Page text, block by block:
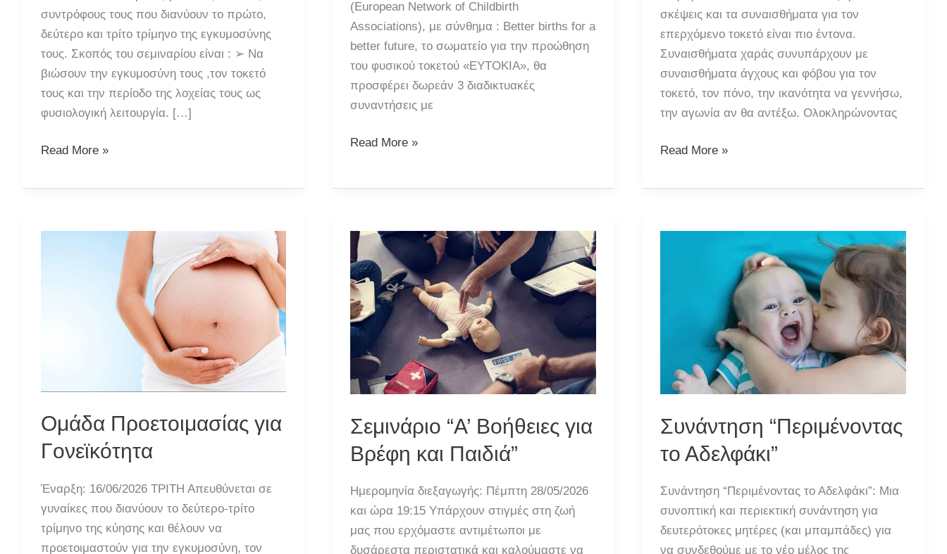
συντρόφους τους που διανύουν το πρώτο,
δεύτερο και τρίτο τρίμηνο της εγκυμοσύνης
τους. Σκοπός του σεμιναρίου είναι : ➢ Να
βιώσουν την εγκυμοσύνη τους ,τον τοκετό
τους και την περίοδο της λοχείας τους ως
φυσιολογική λειτουργία. […]
Σεμινάριο
Προετοιμασίας
Γονέων
Read More »
(European Network of Childbirth
Associations), με σύνθημα : Better births for a
better future, το σωματείο για την προώθηση
του φυσικού τοκετού «ΕΥΤΟΚΙΑ», θα
προσφέρει δωρεάν 3 διαδικτυακές
συναντήσεις με
Εβδομάδα
Read More »
σκέψεις και τα συναισθήματα για τον
επερχόμενο τοκετό είναι πιο έντονα.
Συναισθήματα χαράς συνυπάρχουν με
συναισθήματα άγχους και φόβου για τον
τοκετό, τον πόνο, την ικανότητα να γεννήσω,
την αγωνία αν θα αντέξω. Ολοκληρώνοντας
Συνάντηση:
Επιθυμίες
Συναισθήματα”
Read More »
Ομάδα Προετοιμασίας για
Γονεϊκότητα
Έναρξη: 16/06/2026 ΤΡΙΤΗ Απευθύνεται σε
γυναίκες που διανύουν το δεύτερο-τρίτο
τρίμηνο της κύησης και θέλουν να
προετοιμαστούν για την εγκυμοσύνη, τον
Σεμινάριο “Α’ Βοήθειες για
Βρέφη και Παιδιά”
Ημερομηνία διεξαγωγής: Πέμπτη 28/05/2026
και ώρα 19:15 Υπάρχουν στιγμές στη ζωή
μας που ερχόμαστε αντιμέτωποι με
δυσάρεστα περιστατικά και καλούμαστε να
Συνάντηση “Περιμένοντας
το Αδελφάκι”
Συνάντηση “Περιμένοντας το Αδελφάκι”: Mια
συνοπτική και περιεκτική συνάντηση για
δευτερότοκες μητέρες (και μπαμπάδες) για
να συνδεθούμε με το νέο μέλος της